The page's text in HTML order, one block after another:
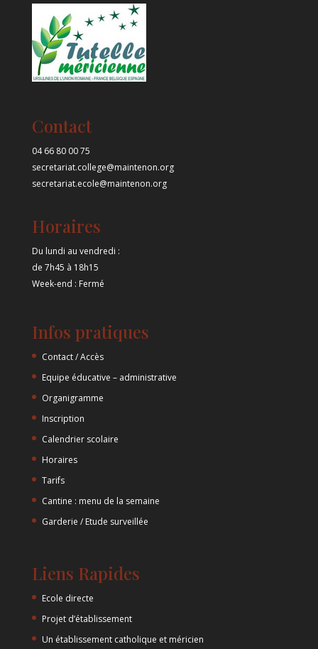
Contact
04 66 80 00 75
secretariat.college@maintenon.org
secretariat.ecole@maintenon.org
Horaires
Du lundi au vendredi :
de 7h45 à 18h15
Week-end : Fermé
Infos pratiques
Contact / Accès
Equipe éducative – administrative
Organigramme
Inscription
Calendrier scolaire
Horaires
Tarifs
Cantine : menu de la semaine
Garderie / Etude surveillée
Liens Rapides
Ecole directe
Projet d’établissement
Un établissement catholique et méricien